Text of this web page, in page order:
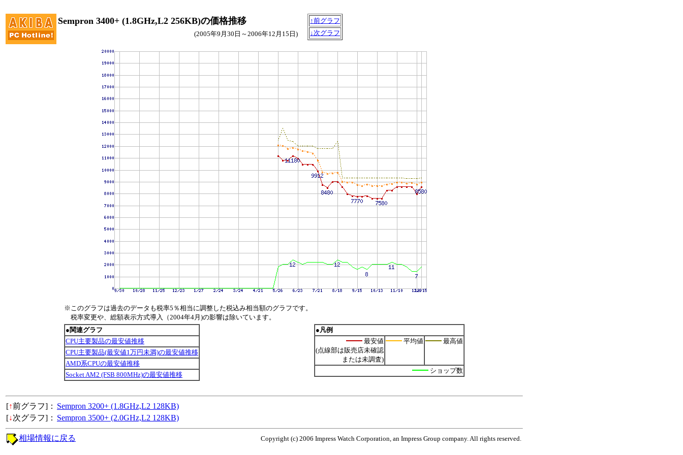
Sempron 3400+ (1.8GHz,L2 256KB)の価格推移
↑前グラフ
↓次グラフ
(2005年9月30日～2006年12月15日)
※このグラフは過去のデータも税率5％相当に調整した税込み相当額のグラフです。
税率変更や、総額表示方式導入（2004年4月)の影響は除いています。
●関連グラフ
CPU主要製品の最安値推移
CPU主要製品(最安値1万円未満)の最安値推移
AMD系CPUの最安値推移
Socket AM2 (FSB 800MHz)の最安値推移
●凡例
最安値
(点線部は販売店未確認
または未調査)
平均値 最高値
ショップ数
[↑前グラフ]： Sempron 3200+ (1.8GHz,L2 128KB)
[↓次グラフ]： Sempron 3500+ (2.0GHz,L2 128KB)
Copyright (c) 2006 Impress Watch Corporation, an Impress Group company. All rights reserved.
相場情報に戻る